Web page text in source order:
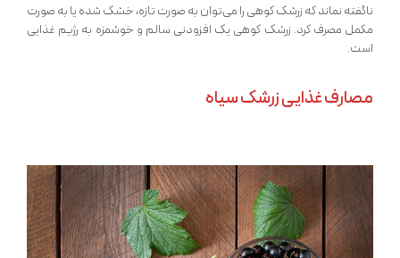
ناگفته نماند که زرشک کوهی را می‌توان به صورت تازه، خشک شده یا به صورت
مکمل مصرف کرد. زرشک کوهی یک افزودنی سالم و خوشمزه به رژیم غذایی
است.
مصارف غذایی زرشک سیاه